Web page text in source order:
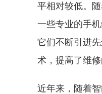
平相对较低。
一些专业的手
它们不断引进
术，提高了维修
近年来，随着